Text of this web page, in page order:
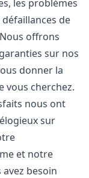
les problèmes
de
offrons
sur nos
donner la
vous cherchez.
nous ont
sur
et notre
besoin